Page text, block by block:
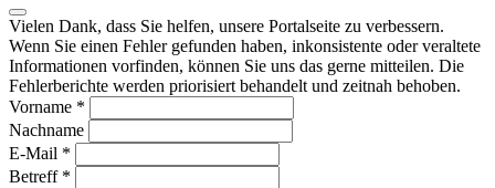
Vielen Dank, dass Sie helfen, unsere Portalseite zu verbessern.
Wenn Sie einen Fehler gefunden haben, inkonsistente oder veraltete
Informationen vorfinden, können Sie uns das gerne mitteilen. Die
Fehlerberichte werden priorisiert behandelt und zeitnah behoben.
Vorname *
Nachname
E-Mail *
Betreff *